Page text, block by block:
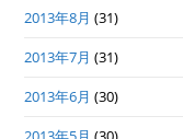
2013年8月 (31)
2013年7月 (31)
2013年6月 (30)